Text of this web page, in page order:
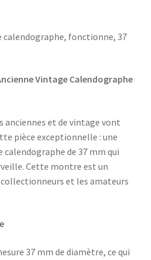
fonctionne, 37
Vintage Calendographe
anciennes et de vintage vont
pièce exceptionnelle : une
de 37 mm qui
Cette montre est un
et les amateurs
37 mm de diamètre, ce qui